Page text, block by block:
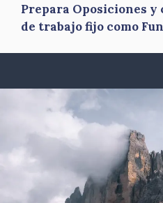
Prepara Oposiciones y
de trabajo fijo como